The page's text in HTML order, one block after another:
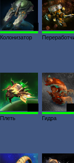
Колонизатор
Плеть
Гидра